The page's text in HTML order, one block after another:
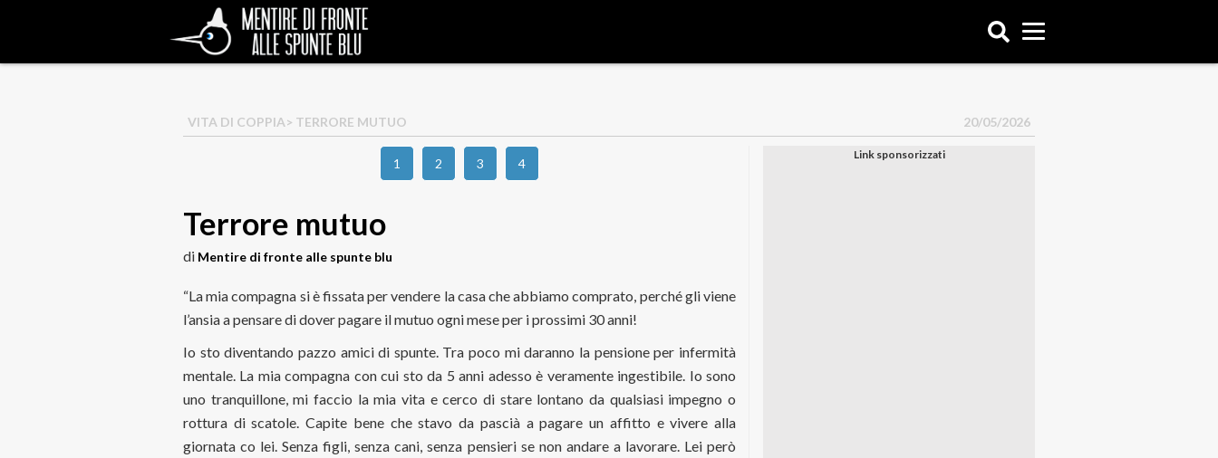
VITA DI COPPIA> TERRORE MUTUO 20/05/2026
1 2 3 4
Terrore mutuo
di Mentire di fronte alle spunte blu
“La mia compagna si è fissata per vendere la casa che abbiamo comprato, perché gli viene
l’ansia a pensare di dover pagare il mutuo ogni mese per i prossimi 30 anni!
Io sto diventando pazzo amici di spunte. Tra poco mi daranno la pensione per infermità
mentale. La mia compagna con cui sto da 5 anni adesso è veramente ingestibile. Io sono
uno tranquillone, mi faccio la mia vita e cerco di stare lontano da qualsiasi impegno o
rottura di scatole. Capite bene che stavo da pascià a pagare un affitto e vivere alla
giornata co lei. Senza figli, senza cani, senza pensieri se non andare a lavorare. Lei però